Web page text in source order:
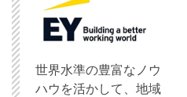
世界水準の豊富なノウ
ハウを活かして、地域